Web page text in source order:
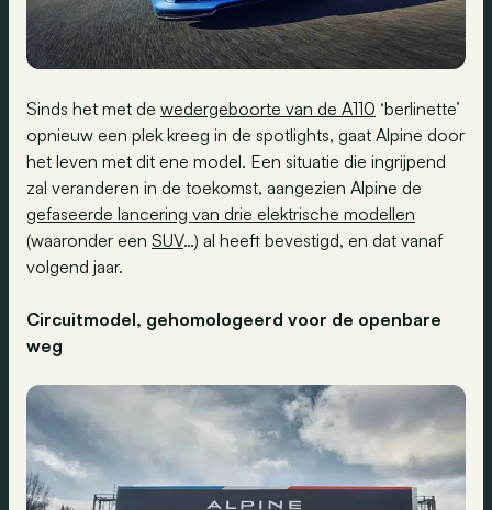
Sinds het met de wedergeboorte van de A110 ‘berlinette’
opnieuw een plek kreeg in de spotlights, gaat Alpine door
het leven met dit ene model. Een situatie die ingrijpend
zal veranderen in de toekomst, aangezien Alpine de
gefaseerde lancering van drie elektrische modellen
(waaronder een SUV…) al heeft bevestigd, en dat vanaf
volgend jaar.
Circuitmodel, gehomologeerd voor de openbare
weg